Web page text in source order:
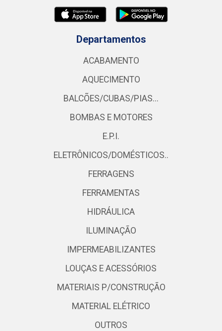
Departamentos
ACABAMENTO
AQUECIMENTO
BALCÕES/CUBAS/PIAS...
BOMBAS E MOTORES
E.P.I.
ELETRÔNICOS/DOMÉSTICOS..
FERRAGENS
FERRAMENTAS
HIDRÁULICA
ILUMINAÇÃO
IMPERMEABILIZANTES
LOUÇAS E ACESSÓRIOS
MATERIAIS P/CONSTRUÇÃO
MATERIAL ELÉTRICO
OUTROS